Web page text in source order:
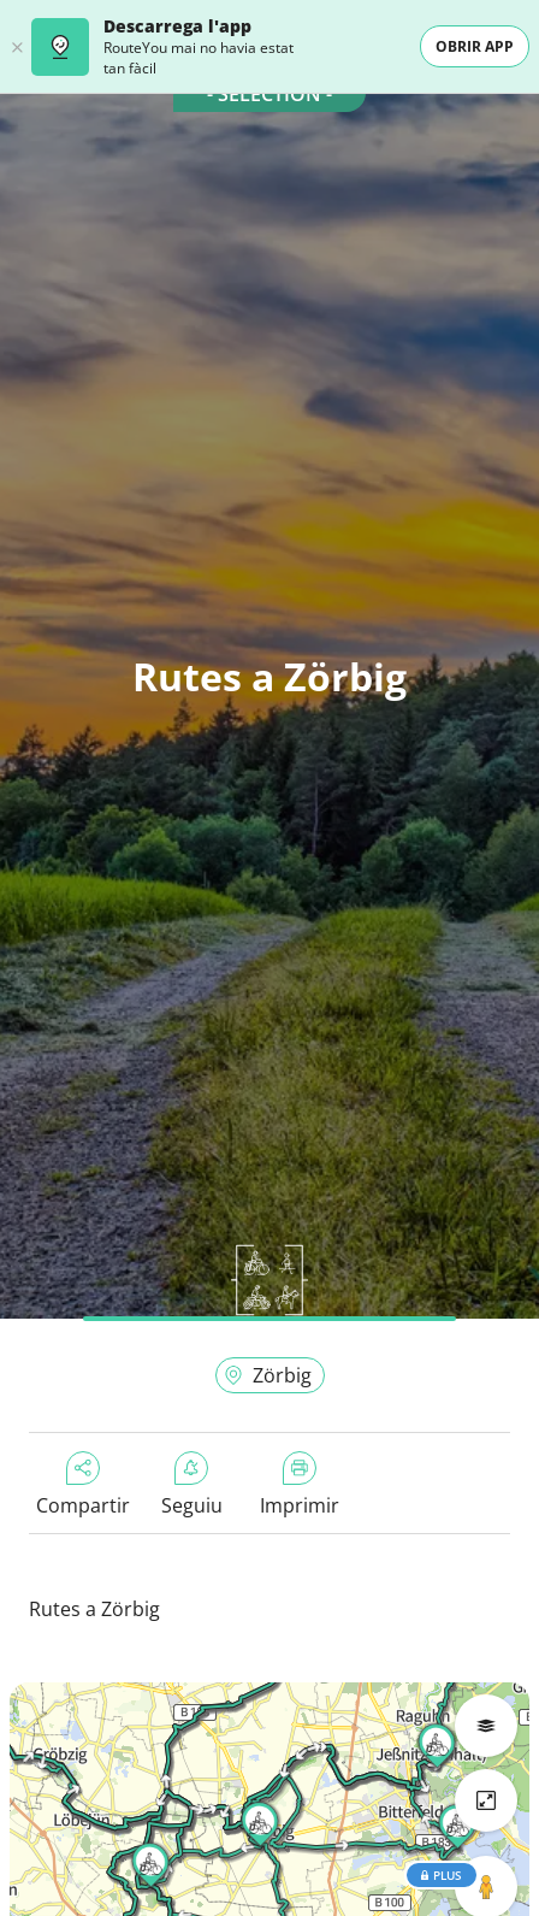
Descarrega l'app
RouteYou mai no havia estat
tan fàcil
OBRIR APP
- SELECTION -
Rutes a Zörbig
Zörbig
Compartir Seguiu Imprimir
Rutes a Zörbig
PLUS